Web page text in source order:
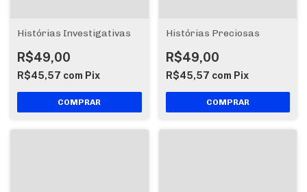
Histórias Investigativas
R$49,00
R$45,57 com Pix
Histórias Preciosas
R$49,00
R$45,57 com Pix